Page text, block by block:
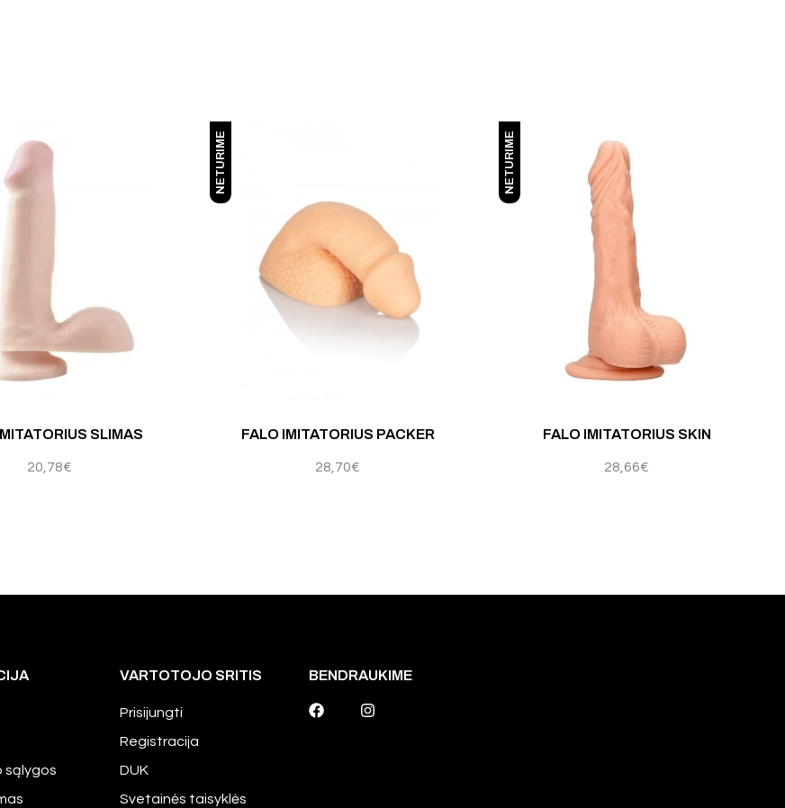
SLIMAS
20,78€
NETURIME
FALO IMITATORIUS PACKER
28,70€
NETURIME
FALO IMITATORIUS SKIN
28,66€
Įvertinimas:
sąlygos
VARTOTOJO SRITIS
Prisijungti
Registracija
DUK
Svetainės taisyklės
BENDRAUKIME